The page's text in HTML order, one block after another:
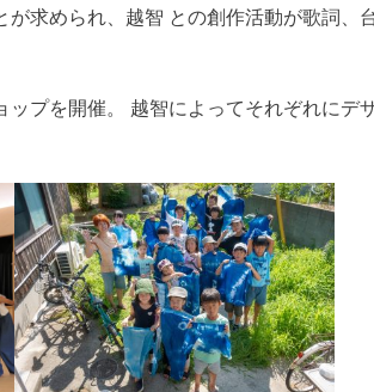
が求められ、越智 との創作活動が歌詞、
プを開催。 越智によってそれぞれにデ